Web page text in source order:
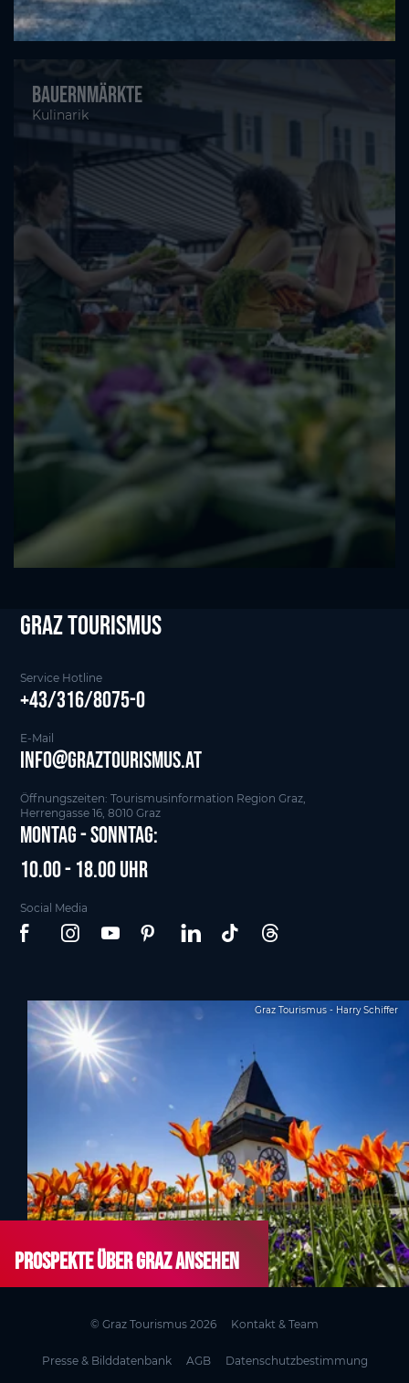
Bauernmärkte
Kulinarik
Graz tourismus
Service Hotline
+43/316/8075-0
E-Mail
info@graztourismus.at
Öffnungszeiten: Tourismusinformation Region Graz,
Herrengasse 16, 8010 Graz
Montag - Sonntag:
10.00 - 18.00 Uhr
Social Media
Graz Tourismus - Harry Schiffer
Prospekte über Graz ansehen
© Graz Tourismus 2026 Kontakt & Team
Presse & Bilddatenbank AGB Datenschutzbestimmung